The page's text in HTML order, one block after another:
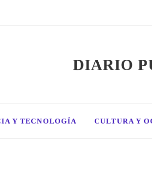
DIARIO
Y TECNOLOGÍA CULTURA Y